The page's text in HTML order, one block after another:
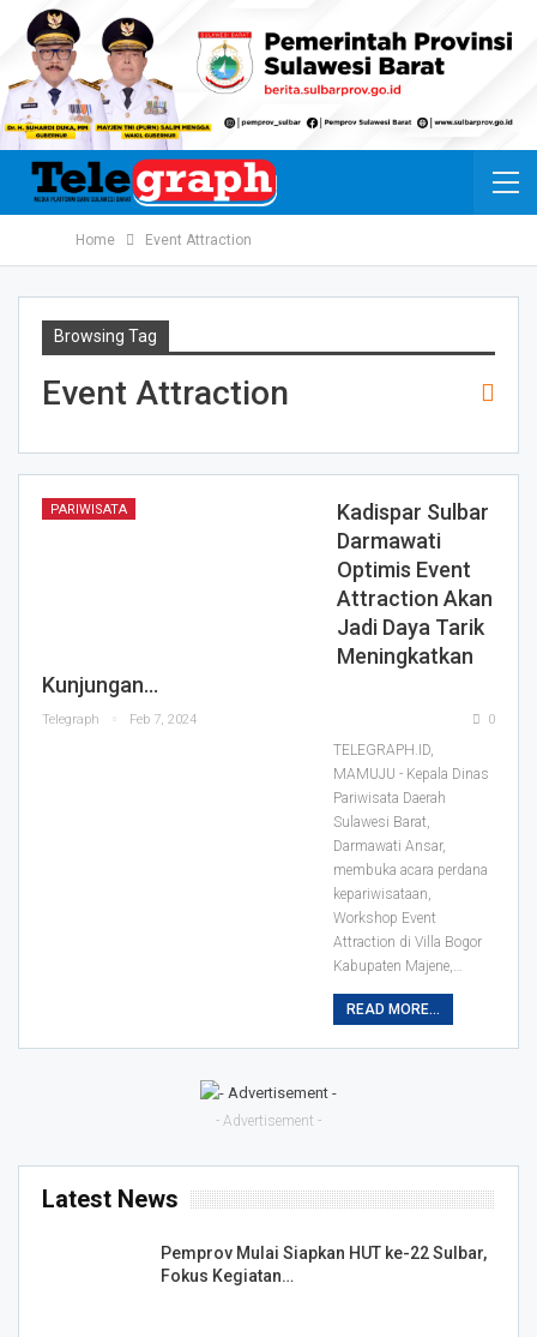
Home Event Attraction
Browsing Tag
Event Attraction
PARIWISATA
Kadispar Sulbar
Darmawati
Optimis Event
Attraction Akan
Jadi Daya Tarik
Meningkatkan
Kunjungan…
Telegraph Feb 7, 2024 0
TELEGRAPH.ID,
MAMUJU - Kepala Dinas
Pariwisata Daerah
Sulawesi Barat,
Darmawati Ansar,
membuka acara perdana
kepariwisataan,
Workshop Event
Attraction di Villa Bogor
Kabupaten Majene,…
READ MORE...
- Advertisement -
Latest News
Pemprov Mulai Siapkan HUT ke-22 Sulbar,
Fokus Kegiatan…